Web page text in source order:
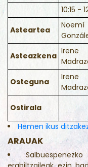
10:15 -
Asteartea
Noemí
Asteazkena
Osteguna
Ostirala
Hemen ikus
ARAUAK